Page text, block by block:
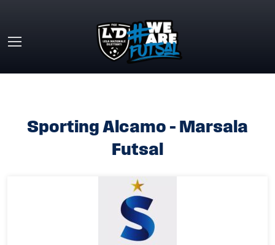
Sporting Alcamo – Marsala
Futsal